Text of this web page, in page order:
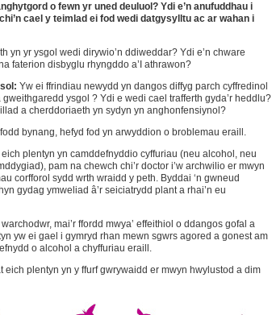
o fewn yr uned deuluol? Ydi e’n anufuddhau i
cael y teimlad ei fod wedi datgysylltu ac ar wahan i
yn yr ysgol wedi dirywio’n ddiweddar? Ydi e’n chware
faterion disbyglu rhyngddo a’I athrawon?
Yw ei ffrindiau newydd yn dangos diffyg parch cyffredinol
ysgol ? Ydi e wedi cael trafferth gyda’r heddlu?
a cherddoriaeth yn sydyn yn anghonfensiynol?
bynang, hefyd fod yn arwyddion o broblemau eraill.
plentyn yn camddefnyddio cyffuriau (neu alcohol, neu
pam na chewch chi’r doctor i’w archwilio er mwyn
corfforol sydd wrth wraidd y peth. Byddai ‘n gwneud
gydag ymweliad â’r seiciatrydd plant a rhai’n eu
mai’r ffordd mwya’ effeithiol o ddangos gofal a
yw ei gael i gymryd rhan mewn sgwrs agored a gonest am
o alcohol a chyffuriau eraill.
eich plentyn yn y ffurf gwrywaidd er mwyn hwylustod a dim